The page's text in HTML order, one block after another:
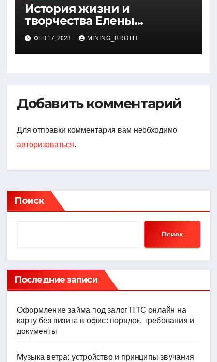
История жизни и
творчества Елены
Дубровской — биография,
достижения, интересные
факты
ФЕВ 17, 2023 MINING_BROTH
Добавить комментарий
Для отправки комментария вам необходимо
авторизоваться.
Поиск
Поиск
Последние записи
Оформление займа под залог ПТС онлайн на
карту без визита в офис: порядок, требования и
документы
Музыка ветра: устройство и принципы звучания